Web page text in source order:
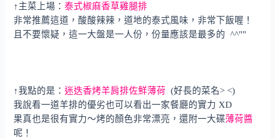
↑主菜上場：泰式椒麻香草雞腿排
非常推薦這道，酸酸辣辣，道地的泰式風味，非常下飯喔！
且不要懷疑，這一大盤是一人份，份量應該是最多的 ^^""
↑我點的是：迷迭香烤羊肩排佐鮮薄荷 (好長的菜名> <)
我說看一道羊排的優劣也可以看出一家餐廳的實力 XD
果真也是很有實力～烤的顏色非常漂亮，還附一大碟薄荷醬
呢！